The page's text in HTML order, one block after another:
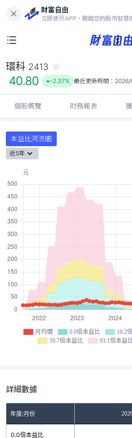
財富自由
立即使用APP，開啟您的股市智慧
40.80
-2.37%
環科 2413
40.80 -2.37% 最近更新時間：
個股概覽 財務報表
本益比河流圖
近5年
月均價 0.0倍本益比 10.2
59.7倍本益比
93.1倍本益
詳細數據
年度/月份
0.0倍本益比